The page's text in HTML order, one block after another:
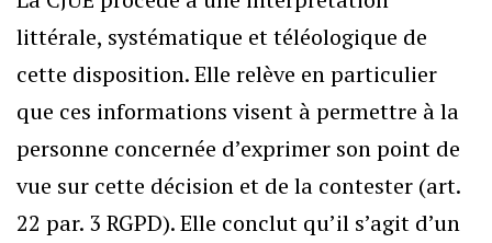
littérale, systématique et téléologique de
cette disposition. Elle relève en particulier
que ces informations visent à permettre à la
personne concernée d’exprimer son point de
vue sur cette décision et de la contester (art.
22 par. 3 RGPD). Elle conclut qu’il s’agit d’un